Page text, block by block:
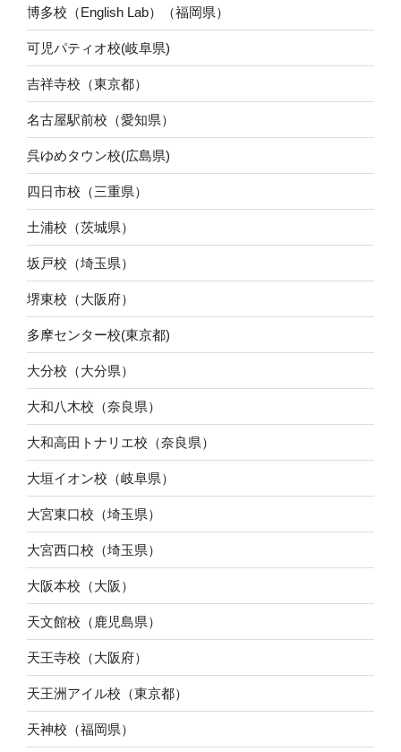
博多校（English Lab）（福岡県）
可児パティオ校(岐阜県)
吉祥寺校（東京都）
名古屋駅前校（愛知県）
呉ゆめタウン校(広島県)
四日市校（三重県）
土浦校（茨城県）
坂戸校（埼玉県）
堺東校（大阪府）
多摩センター校(東京都)
大分校（大分県）
大和八木校（奈良県）
大和高田トナリエ校（奈良県）
大垣イオン校（岐阜県）
大宮東口校（埼玉県）
大宮西口校（埼玉県）
大阪本校（大阪）
天文館校（鹿児島県）
天王寺校（大阪府）
天王洲アイル校（東京都）
天神校（福岡県）